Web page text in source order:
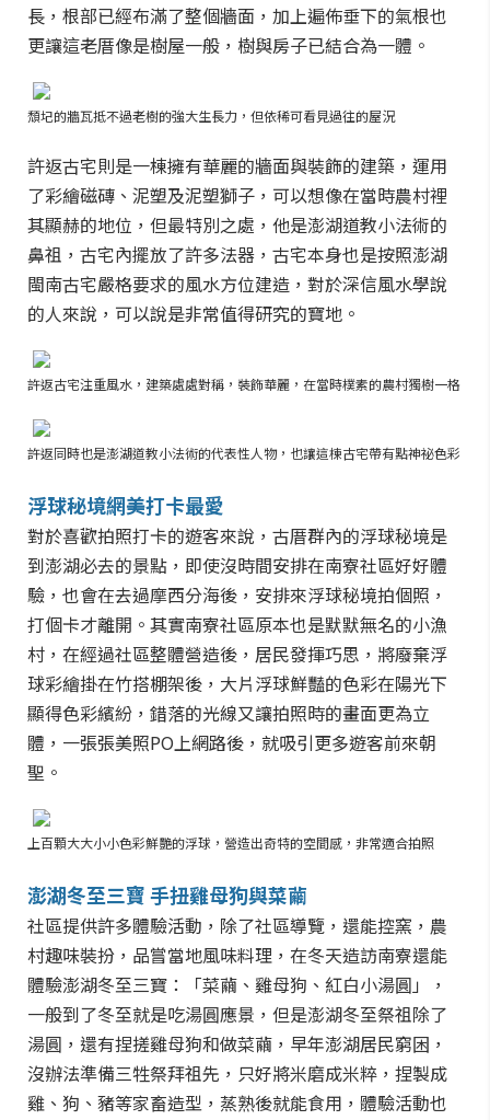
長，根部已經布滿了整個牆面，加上遍佈垂下的氣根也
更讓這老厝像是樹屋一般，樹與房子已結合為一體。
頹圮的牆瓦抵不過老樹的強大生長力，但依稀可看見過往的屋況
許返古宅則是一棟擁有華麗的牆面與裝飾的建築，運用
了彩繪磁磚、泥塑及泥塑獅子，可以想像在當時農村裡
其顯赫的地位，但最特別之處，他是澎湖道教小法術的
鼻祖，古宅內擺放了許多法器，古宅本身也是按照澎湖
閩南古宅嚴格要求的風水方位建造，對於深信風水學說
的人來說，可以說是非常值得研究的寶地。
許返古宅注重風水，建築處處對稱，裝飾華麗，在當時樸素的農村獨樹一格
許返同時也是澎湖道教小法術的代表性人物，也讓這棟古宅帶有點神祕色彩
浮球秘境網美打卡最愛
對於喜歡拍照打卡的遊客來說，古厝群內的浮球秘境是
到澎湖必去的景點，即使沒時間安排在南寮社區好好體
驗，也會在去過摩西分海後，安排來浮球秘境拍個照，
打個卡才離開。其實南寮社區原本也是默默無名的小漁
村，在經過社區整體營造後，居民發揮巧思，將廢棄浮
球彩繪掛在竹搭棚架後，大片浮球鮮豔的色彩在陽光下
顯得色彩繽紛，錯落的光線又讓拍照時的畫面更為立
體，一張張美照PO上網路後，就吸引更多遊客前來朝
聖。
上百顆大大小小色彩鮮艷的浮球，營造出奇特的空間感，非常適合拍照
澎湖冬至三寶 手扭雞母狗與菜繭
社區提供許多體驗活動，除了社區導覽，還能控窯，農
村趣味裝扮，品嘗當地風味料理，在冬天造訪南寮還能
體驗澎湖冬至三寶：「菜繭、雞母狗、紅白小湯圓」，
一般到了冬至就是吃湯圓應景，但是澎湖冬至祭祖除了
湯圓，還有捏搓雞母狗和做菜繭，早年澎湖居民窮困，
沒辦法準備三牲祭拜祖先，只好將米磨成米粹，捏製成
雞、狗、豬等家畜造型，蒸熟後就能食用，體驗活動也